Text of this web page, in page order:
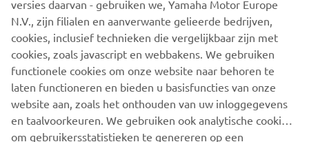
Energie- en materiaalefficiëntie stimuleren
Ontdek meer
N.V., zijn filialen en aanverwante gelieerde bedrijven,
cookies, inclusief technieken die vergelijkbaar zijn met
cookies, zoals javascript en webbakens. We gebruiken
functionele cookies om onze website naar behoren te
laten functioneren en bieden u basisfuncties van onze
website aan, zoals het onthouden van uw inloggegevens
en taalvoorkeuren. We gebruiken ook analytische cookies
om gebruikersstatistieken te genereren op een
privacyvriendelijke basis in overeenstemming met de